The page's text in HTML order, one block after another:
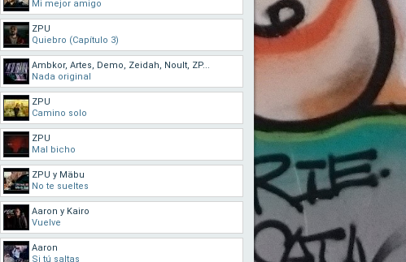
Mi mejor amigo
ZPU
Quiebro (Capítulo 3)
Ambkor, Artes, Demo, Zeidah, Noult, ZP...
Nada original
ZPU
Camino solo
ZPU
Mal bicho
ZPU y Mäbu
No te sueltes
Aaron y Kairo
Vuelve
Aaron
Si tú saltas